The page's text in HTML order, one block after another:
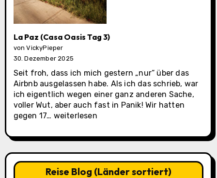
La Paz (Casa Oasis Tag 3)
von VickyPieper
30. Dezember 2025
Seit froh, dass ich mich gestern „nur“ über das
Airbnb ausgelassen habe. Als ich das schrieb, war
ich eigentlich wegen einer ganz anderen Sache,
voller Wut, aber auch fast in Panik! Wir hatten
gegen 17… La
(Casa
3)
weiterlesen
Reise Blog (Länder sortiert)